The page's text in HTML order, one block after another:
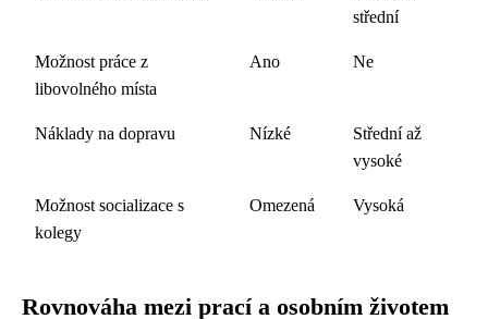
střední
Možnost práce z
libovolného místa
Ano Ne
Náklady na dopravu Nízké
Střední až
vysoké
Možnost socializace s
kolegy
Omezená Vysoká
Rovnováha mezi prací a osobním životem